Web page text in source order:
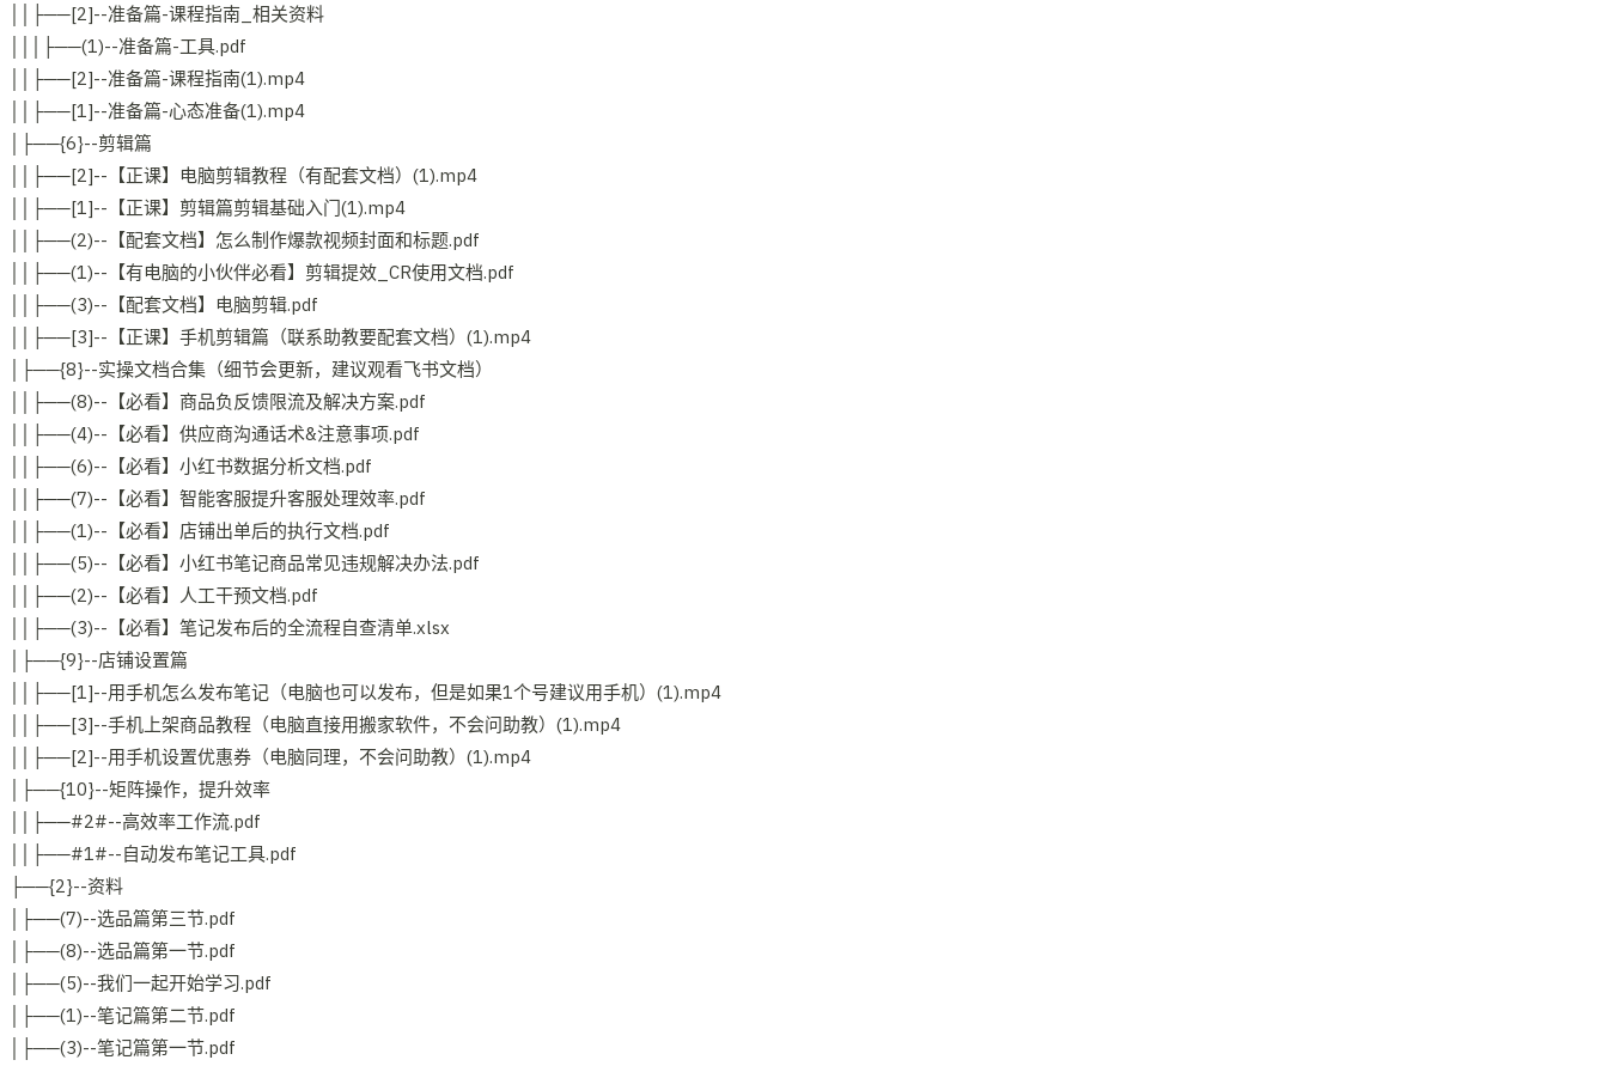
││├──[2]--准备篇-课程指南_相关资料
│││├──(1)--准备篇-工具.pdf
││├──[2]--准备篇-课程指南(1).mp4
││├──[1]--准备篇-心态准备(1).mp4
│├──{6}--剪辑篇
││├──[2]--【正课】电脑剪辑教程（有配套文档）(1).mp4
││├──[1]--【正课】剪辑篇剪辑基础入门(1).mp4
││├──(2)--【配套文档】怎么制作爆款视频封面和标题.pdf
││├──(1)--【有电脑的小伙伴必看】剪辑提效_CR使用文档.pdf
││├──(3)--【配套文档】电脑剪辑.pdf
││├──[3]--【正课】手机剪辑篇（联系助教要配套文档）(1).mp4
│├──{8}--实操文档合集（细节会更新，建议观看飞书文档）
││├──(8)--【必看】商品负反馈限流及解决方案.pdf
││├──(4)--【必看】供应商沟通话术&注意事项.pdf
││├──(6)--【必看】小红书数据分析文档.pdf
││├──(7)--【必看】智能客服提升客服处理效率.pdf
││├──(1)--【必看】店铺出单后的执行文档.pdf
││├──(5)--【必看】小红书笔记商品常见违规解决办法.pdf
││├──(2)--【必看】人工干预文档.pdf
││├──(3)--【必看】笔记发布后的全流程自查清单.xlsx
│├──{9}--店铺设置篇
││├──[1]--用手机怎么发布笔记（电脑也可以发布，但是如果1个号建议用手机）(1).mp4
││├──[3]--手机上架商品教程（电脑直接用搬家软件，不会问助教）(1).mp4
││├──[2]--用手机设置优惠券（电脑同理，不会问助教）(1).mp4
│├──{10}--矩阵操作，提升效率
││├──#2#--高效率工作流.pdf
││├──#1#--自动发布笔记工具.pdf
├──{2}--资料
│├──(7)--选品篇第三节.pdf
│├──(8)--选品篇第一节.pdf
│├──(5)--我们一起开始学习.pdf
│├──(1)--笔记篇第二节.pdf
│├──(3)--笔记篇第一节.pdf